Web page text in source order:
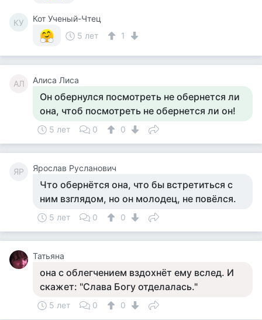
КУ
Кот Ученый-Чтец
5 лет
1
АЛ Алиса Лиса
Он обернулся посмотреть не обернется ли
она, чтоб посмотреть не обернется ли он!
5 лет 0 0
ЯР Ярослав Русланович
Что обернётся она, что бы встретиться с
ним взглядом, но он молодец, не повёлся.
5 лет 0 0
Татьяна
она с облегчением вздохнёт ему вслед. И
скажет: "Слава Богу отделалась."
5 лет 0 0